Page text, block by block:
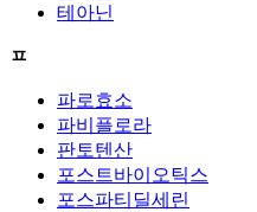
테아닌
ㅍ
파로효소
파비플로라
판토텐산
포스트바이오틱스
포스파티딜세린